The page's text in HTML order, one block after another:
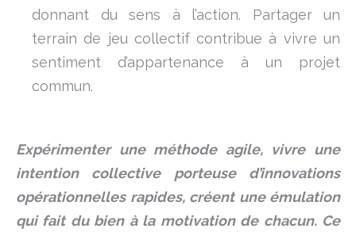
donnant du sens à l’action. Partager un
terrain de jeu collectif contribue à vivre un
sentiment d’appartenance à un projet
commun.
Expérimenter une méthode agile, vivre une
intention collective porteuse d’innovations
opérationnelles rapides, créent une émulation
qui fait du bien à la motivation de chacun. Ce